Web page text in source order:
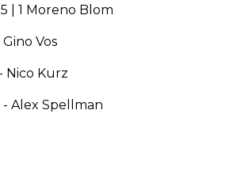
| 1 Moreno Blom
Vos
Nico Kurz
Alex Spellman